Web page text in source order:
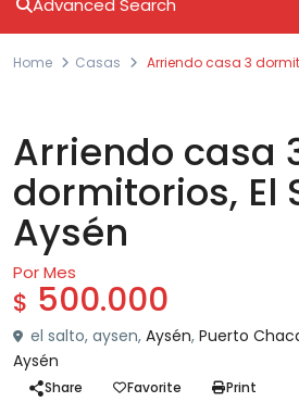
Advanced Search
Home Casas Arriendo casa 3
Arriendo casa
dormitorios, El
Aysén
Por Mes
$ 500.000
el salto, aysen, Aysén, Puerto
Aysén
Share Favorite Print